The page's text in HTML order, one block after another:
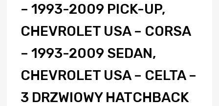
– 1993-2009 PICK-UP,
CHEVROLET USA – CORSA
– 1993-2009 SEDAN,
CHEVROLET USA – CELTA –
3 DRZWIOWY HATCHBACK